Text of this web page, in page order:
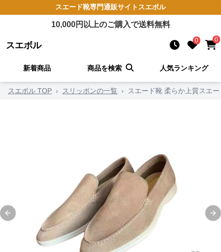
スエード靴専門通販サイト スエボル
10,000円以上のご購入で送料無料
スエボル 0 0
新着商品 商品を検索 人気ランキング
スエボル TOP › スリッポンの一覧 › スエード靴 柔らか上質スエ
Previous slide